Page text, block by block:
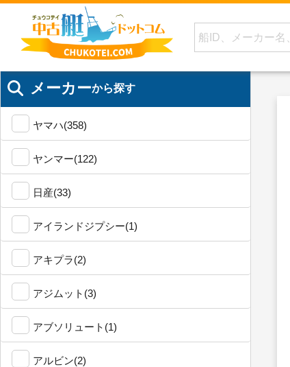
メーカーから探す
ヤマハ(358)
ヤンマー(122)
日産(33)
アイランドジプシー(1)
アキプラ(2)
アジムット(3)
アブソリュート(1)
アルビン(2)